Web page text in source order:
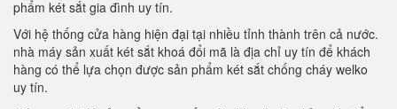
phẩm két sắt gia đình uy tín.
Với hệ thống cửa hàng hiện đại tại nhiều tỉnh thành trên cả nước.
nhà máy sản xuất két sắt khoá đổi mã là địa chỉ uy tín để khách
hàng có thể lựa chọn được sản phẩm két sắt chống cháy welko
uy tín.